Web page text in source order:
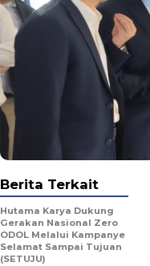
Berita Terkait
Hutama Karya Dukung
Gerakan Nasional Zero
ODOL Melalui Kampanye
Selamat Sampai Tujuan
(SETUJU)